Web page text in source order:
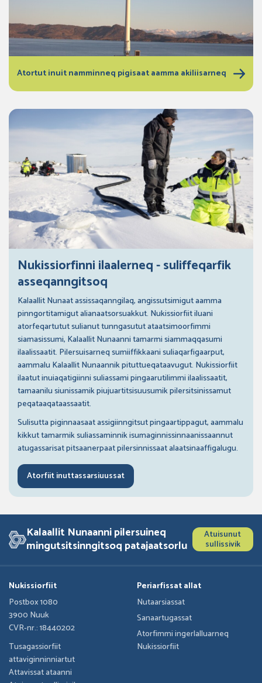
Atortut inuit namminneq pigisaat aamma akiliisarneq
Nukissiorfinni ilaalerneq - suliffeqarfik
asseqanngitsoq
Kalaallit Nunaat assissaqanngilaq, angissutsimigut aamma
pinngortitamigut alianaatsorsuakkut. Nukissiorfiit iluani
atorfeqartutut sulianut tunngasutut ataatsimoorfimmi
siamasissumi, Kalaallit Nunaanni tamarmi siammaqqasumi
ilaalissaatit. Pilersuisarneq sumiiffikkaani suliaqarfigaarput,
aammalu Kalaallit Nunaannik pituttueqataavugut. Nukissiorfiit
ilaatut inuiaqatigiinni suliassami pingaarutilimmi ilaalissaatit,
tamaanilu siunissamik piujuartitsisuusumik pilersitsinissamut
peqataaqataassaatit.
Sulisutta piginnaasaat assigiinngitsut pingaartippagut, aammalu
kikkut tamarmik suliassaminnik isumaginnissinnaanissaannut
atugassarisat pitsaanerpaat pilersinnissaat alaatsinaaffigalugu.
Atorfiit inuttassarsiuussat
Kalaallit Nunaanni pilersuineq
mingutsitsinngitsoq patajaatsorlu
Atuisunut
sullissivik
Nukissiorfiit
Postbox 1080
3900 Nuuk
CVR-nr.: 18440202
Tusagassiorfiit
attaviginninniartut
Attavissat ataanni
Periarfissat allat
Nutaarsiassat
Sanaartugassat
Atorfimmi ingerlalluarneq
Nukissiorfiit